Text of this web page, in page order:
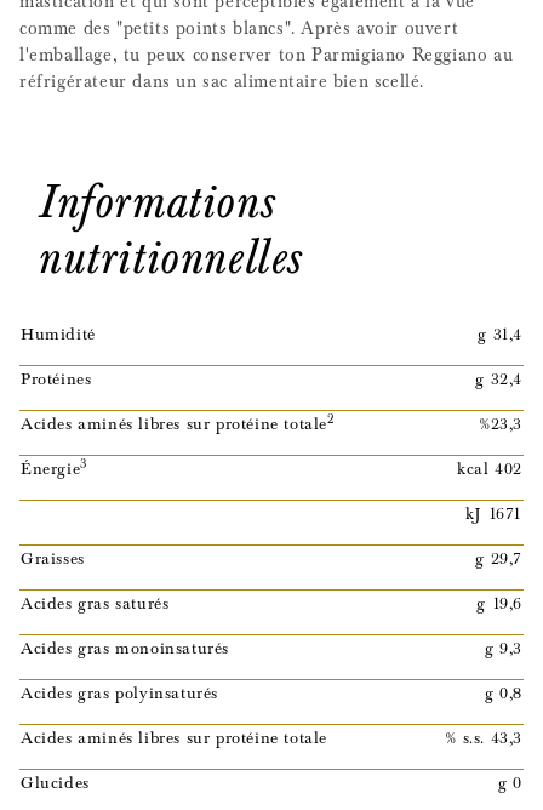
comme des "petits points blancs". Après avoir ouvert
l'emballage, tu peux conserver ton Parmigiano Reggiano au
réfrigérateur dans un sac alimentaire bien scellé.
Informations
nutritionnelles
Humidité
g 31,4
Protéines
g 32,4
Acides aminés libres sur protéine totale2
%23,3
Énergie3
kcal 402
kJ 1671
Graisses
g 29,7
Acides gras saturés
g 19,6
Acides gras monoinsaturés
g 9,3
Acides gras polyinsaturés
g 0,8
Acides aminés libres sur protéine totale
% s.s. 43,3
Glucides
g 0